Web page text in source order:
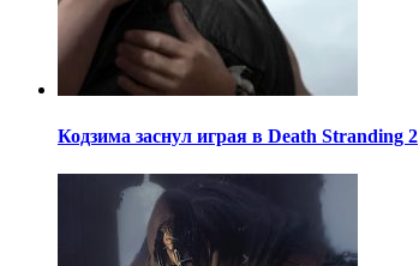
Кодзима заснул играя в Death Stranding 2